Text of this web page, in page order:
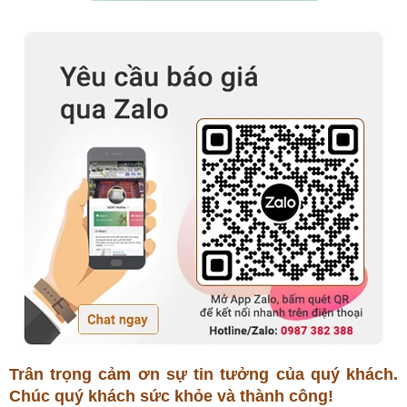
Trân trọng cảm ơn sự tin tưởng của quý khách.
Chúc quý khách sức khỏe và thành công!